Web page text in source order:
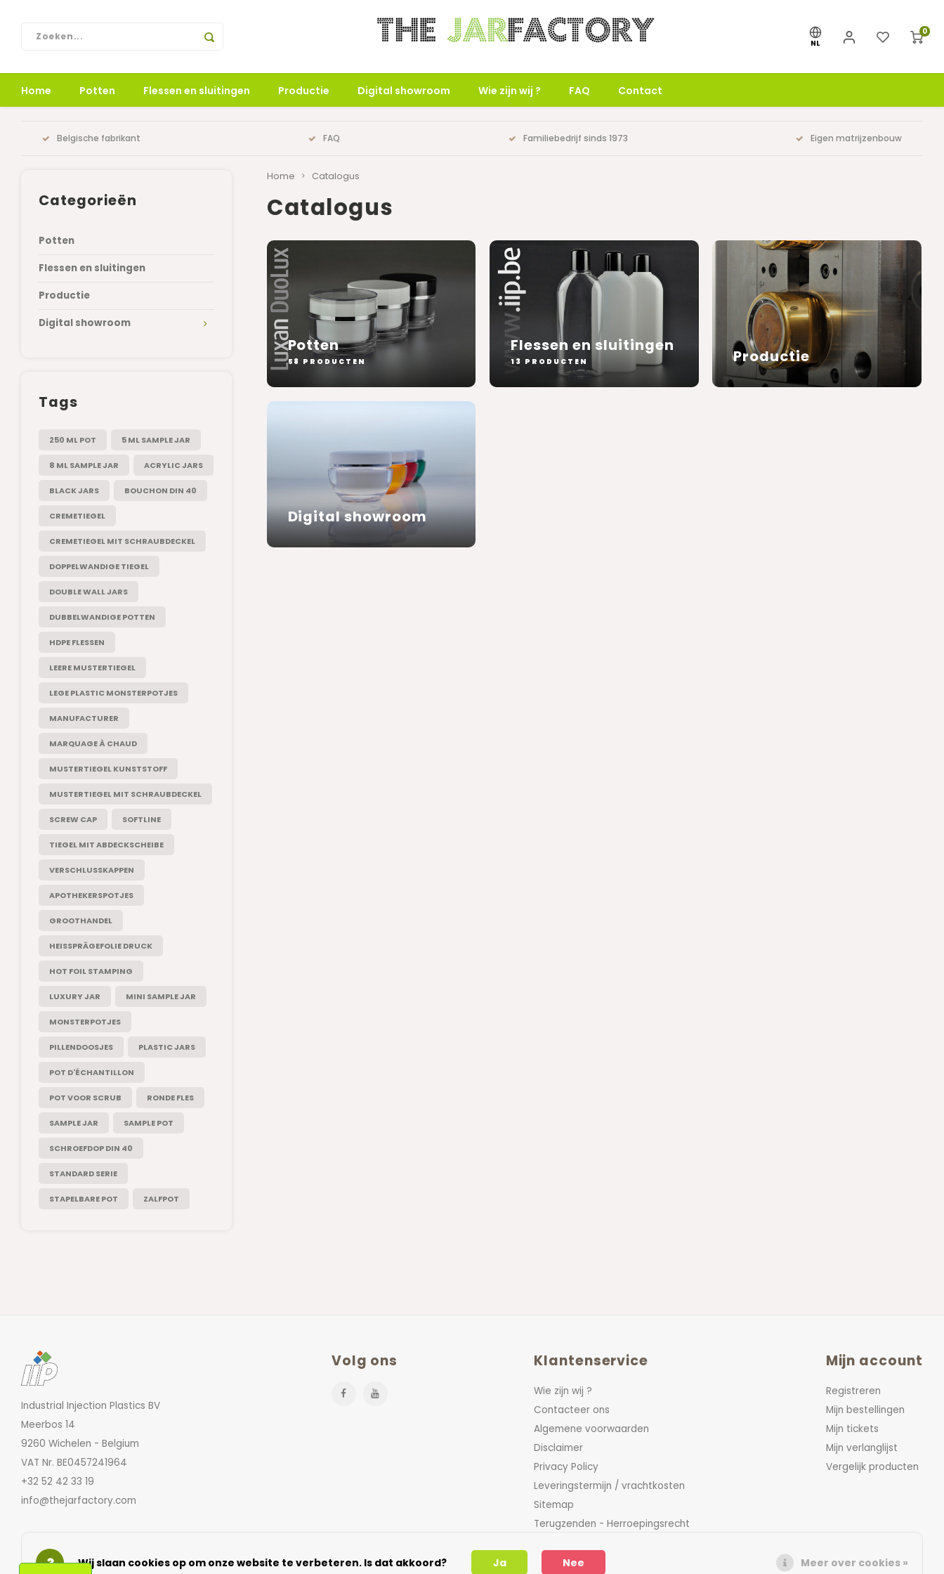
NL
0
Home Potten Flessen en sluitingen Productie Digital showroom Wie zijn wij ? FAQ Contact
Belgische fabrikant FAQ Familiebedrijf sinds 1973 Eigen matrijzenbouw
Categorieën
Potten
Flessen en sluitingen
Productie
Digital showroom
Tags
250 ML POT 5 ML SAMPLE JAR
8 ML SAMPLE JAR ACRYLIC JARS
BLACK JARS BOUCHON DIN 40
CREMETIEGEL
CREMETIEGEL MIT SCHRAUBDECKEL
DOPPELWANDIGE TIEGEL
DOUBLE WALL JARS
DUBBELWANDIGE POTTEN
HDPE FLESSEN
LEERE MUSTERTIEGEL
LEGE PLASTIC MONSTERPOTJES
MANUFACTURER
MARQUAGE À CHAUD
MUSTERTIEGEL KUNSTSTOFF
MUSTERTIEGEL MIT SCHRAUBDECKEL
SCREW CAP SOFTLINE
TIEGEL MIT ABDECKSCHEIBE
VERSCHLUSSKAPPEN
APOTHEKERSPOTJES
GROOTHANDEL
HEISSPRÄGEFOLIE DRUCK
HOT FOIL STAMPING
LUXURY JAR MINI SAMPLE JAR
MONSTERPOTJES
PILLENDOOSJES PLASTIC JARS
POT D'ÉCHANTILLON
POT VOOR SCRUB RONDE FLES
SAMPLE JAR SAMPLE POT
SCHROEFDOP DIN 40
STANDARD SERIE
STAPELBARE POT ZALFPOT
Home Catalogus
Catalogus
Potten
58 PRODUCTEN
Flessen en sluitingen
13 PRODUCTEN Productie
Digital showroom
Industrial Injection Plastics BV
Meerbos 14
9260 Wichelen - Belgium
VAT Nr. BE0457241964
+32 52 42 33 19
info@thejarfactory.com
Volg ons Klantenservice
Wie zijn wij ?
Contacteer ons
Algemene voorwaarden
Disclaimer
Privacy Policy
Leveringstermijn / vrachtkosten
Sitemap
Terugzenden - Herroepingsrecht
Mijn account
Registreren
Mijn bestellingen
Mijn tickets
Mijn verlanglijst
Vergelijk producten
Wij slaan cookies op om onze website te verbeteren. Is dat akkoord? Ja Nee Meer over cookies »